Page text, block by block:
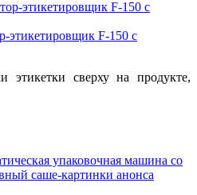
этикетировщик F-150 с
этикетки сверху на продукте,